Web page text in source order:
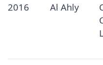
2016 Al Ahly